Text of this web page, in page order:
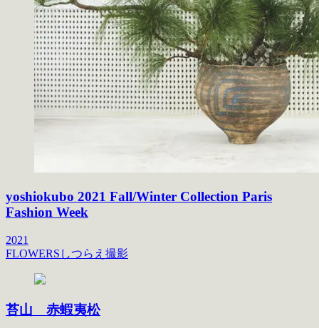
yoshiokubo 2021 Fall/Winter Collection Paris
Fashion Week
2021
FLOWERS しつらえ 撮影
苔山 赤蝦夷松